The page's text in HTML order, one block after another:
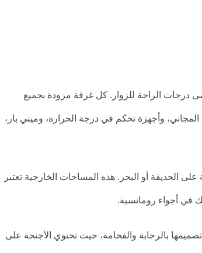
درجات الراحة للزوار. كل غرفة مزودة بجميع
المجاني، وأجهزة تحكم في درجة الحرارة، وميني بار،
الحديقة أو البحر. هذه المساحات الخارجية تعتبر
في أجواء رومانسية.
بالرحابة والفخامة، حيث تحتوي الأجنحة على